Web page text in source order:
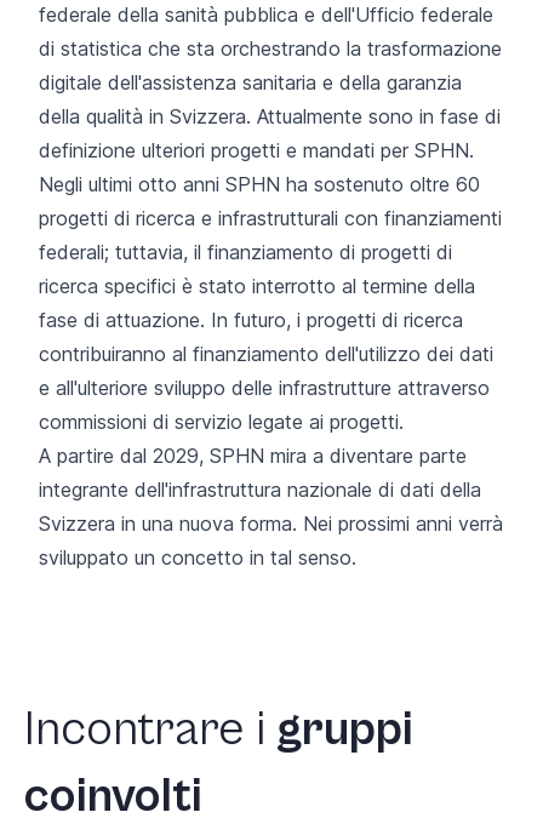
federale della sanità pubblica e dell'Ufficio federale
di statistica che sta orchestrando la trasformazione
digitale dell'assistenza sanitaria e della garanzia
della qualità in Svizzera. Attualmente sono in fase di
definizione ulteriori progetti e mandati per SPHN.
Negli ultimi otto anni SPHN ha sostenuto oltre 60
progetti di ricerca e infrastrutturali con finanziamenti
federali; tuttavia, il finanziamento di progetti di
ricerca specifici è stato interrotto al termine della
fase di attuazione. In futuro, i progetti di ricerca
contribuiranno al finanziamento dell'utilizzo dei dati
e all'ulteriore sviluppo delle infrastrutture attraverso
commissioni di servizio legate ai progetti.
A partire dal 2029, SPHN mira a diventare parte
integrante dell'infrastruttura nazionale di dati della
Svizzera in una nuova forma. Nei prossimi anni verrà
sviluppato un concetto in tal senso.
Incontrare i gruppi
coinvolti